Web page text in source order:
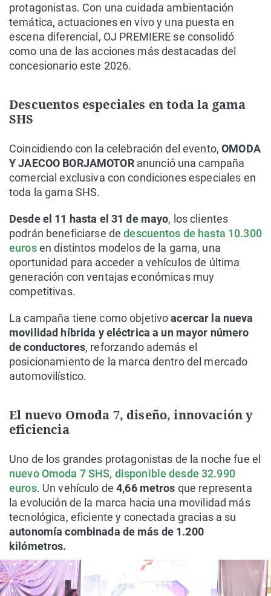
protagonistas. Con una cuidada ambientación
temática, actuaciones en vivo y una puesta en
escena diferencial, OJ PREMIERE se consolidó
como una de las acciones más destacadas del
concesionario este 2026.
Descuentos especiales en toda la gama
SHS
Coincidiendo con la celebración del evento,OMODA
Y JAECOO BORJAMOTORanunció una campaña
comercial exclusiva con condiciones especiales en
toda la gama SHS.
Desde el 11 hasta el 31 de mayo, los clientes
podrán beneficiarse dedescuentos de hasta 10.300
eurosen distintos modelos de la gama, una
oportunidad para acceder a vehículos de última
generación con ventajas económicas muy
competitivas.
La campaña tiene como objetivoacercar la nueva
movilidad híbrida y eléctrica a un mayor número
de conductores, reforzando además el
posicionamiento de la marca dentro del mercado
automovilístico.
El nuevo Omoda 7, diseño, innovación y
eficiencia
Uno de los grandes protagonistas de la noche fue el
nuevo Omoda 7 SHS, disponible desde 32.990
euros. Un vehículo de4,66 metros que representa
la evolución de la marca hacia una movilidad más
tecnológica, eficiente y conectada gracias a su
autonomía combinada de más de 1.200
kilómetros.